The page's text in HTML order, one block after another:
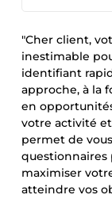
"Cher client,
inestimable
identifiant
approche, à la
en
votre activité
permet de
questionnaires
maximiser
atteindre vos